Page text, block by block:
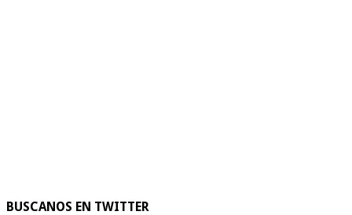
BUSCANOS EN TWITTER